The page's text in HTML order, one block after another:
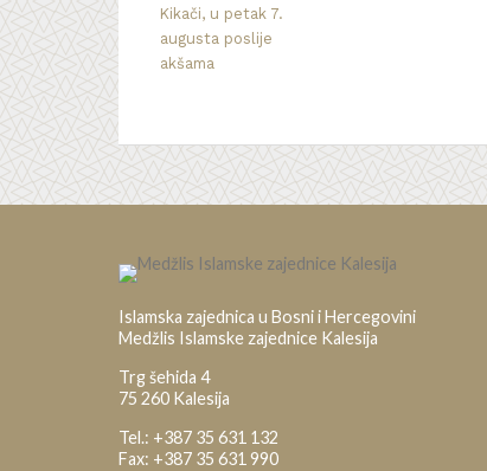
Kikači, u petak 7.
augusta poslije
akšama
Islamska zajednica u Bosni i Hercegovini
Medžlis Islamske zajednice Kalesija
Trg šehida 4
75 260 Kalesija
Tel.: +387 35 631 132
Fax: +387 35 631 990